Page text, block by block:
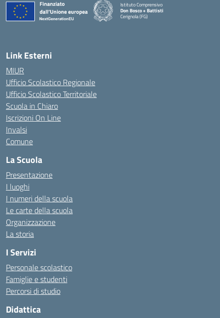
Istituto Comprensivo
Don Bosco + Battisti
Cerignola (FG)
— Visita la pagina iniziale della scuola
Link Esterni
MIUR
Ufficio Scolastico Regionale
Ufficio Scolastico Territoriale
Scuola in Chiaro
Iscrizioni On Line
Invalsi
Comune
La Scuola
Presentazione
I luoghi
I numeri della scuola
Le carte della scuola
Organizzazione
La storia
I Servizi
Personale scolastico
Famiglie e studenti
Percorsi di studio
Didattica